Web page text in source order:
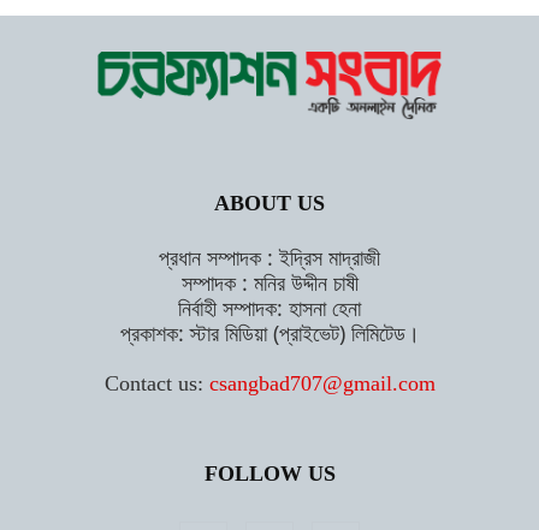
ABOUT US
প্রধান সম্পাদক : ইদ্রিস মাদ্রাজী
সম্পাদক : মনির উদ্দীন চাষী
নির্বাহী সম্পাদক: হাসনা হেনা
প্রকাশক: স্টার মিডিয়া (প্রাইভেট) লিমিটেড।
Contact us: csangbad707@gmail.com
FOLLOW US